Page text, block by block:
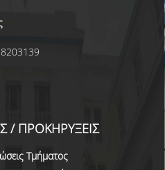
ΤΜΗΜΑΤΟΣ
/ ΠΡΟΚΗΡΥΞΕΙΣ
Τμήματος